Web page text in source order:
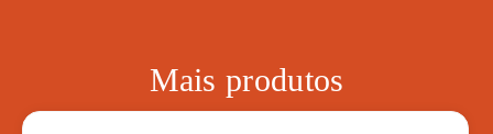
Mais produtos